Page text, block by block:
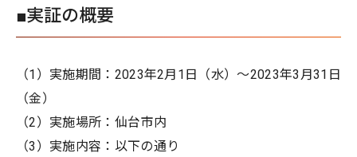
■実証の概要
（1）実施期間：2023年2月1日（水）～2023年3月31日
（金）
（2）実施場所：仙台市内
（3）実施内容：以下の通り